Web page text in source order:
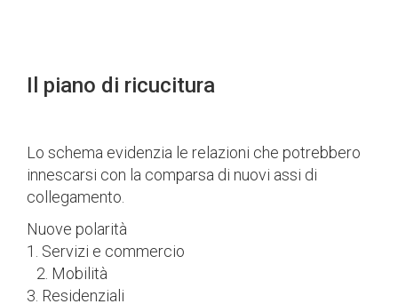
Il piano di ricucitura
Lo schema evidenzia le relazioni che potrebbero
innescarsi con la comparsa di nuovi assi di
collegamento.
Nuove polarità
1. Servizi e commercio
2. Mobilità
3. Residenziali